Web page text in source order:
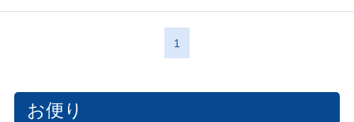
1
お便り